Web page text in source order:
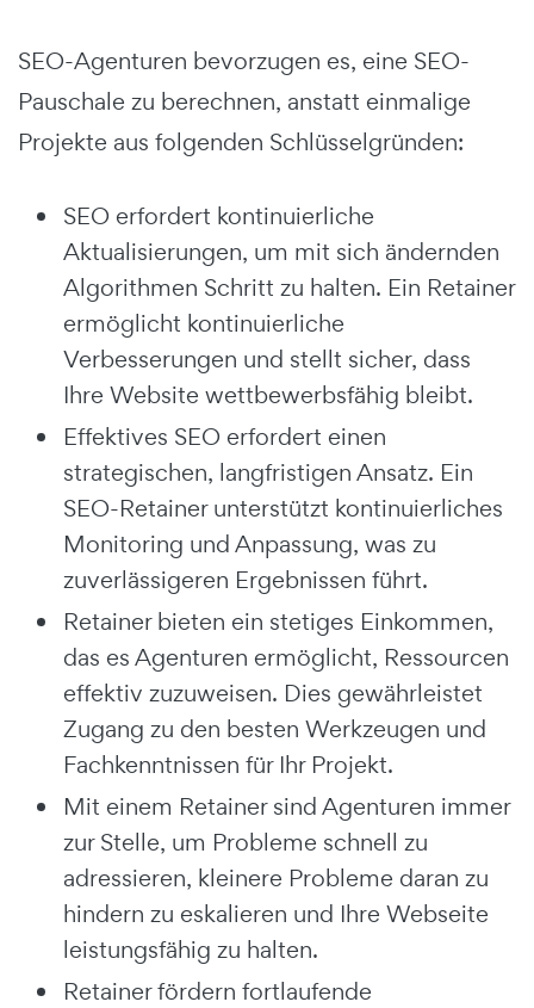
SEO-Agenturen bevorzugen es, eine SEO-
Pauschale zu berechnen, anstatt einmalige
Projekte aus folgenden Schlüsselgründen:
SEO erfordert kontinuierliche
Aktualisierungen, um mit sich ändernden
Algorithmen Schritt zu halten. Ein Retainer
ermöglicht kontinuierliche
Verbesserungen und stellt sicher, dass
Ihre Website wettbewerbsfähig bleibt.
Effektives SEO erfordert einen
strategischen, langfristigen Ansatz. Ein
SEO-Retainer unterstützt kontinuierliches
Monitoring und Anpassung, was zu
zuverlässigeren Ergebnissen führt.
Retainer bieten ein stetiges Einkommen,
das es Agenturen ermöglicht, Ressourcen
effektiv zuzuweisen. Dies gewährleistet
Zugang zu den besten Werkzeugen und
Fachkenntnissen für Ihr Projekt.
Mit einem Retainer sind Agenturen immer
zur Stelle, um Probleme schnell zu
adressieren, kleinere Probleme daran zu
hindern zu eskalieren und Ihre Webseite
leistungsfähig zu halten.
Retainer fördern fortlaufende